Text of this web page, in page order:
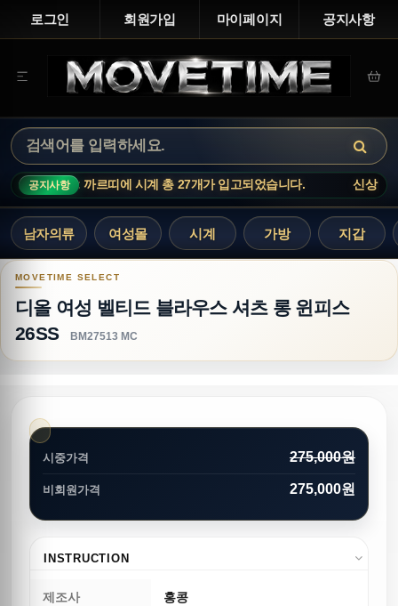
로그인 회원가입 마이페이지 공지사항
공지사항
에 시계 총 27개가 입고되었습니다. 신상 업데이트 : 까르띠에
남자의류 여성몰 시계 가방 지갑
디올 여성 벨티드 블라우스 셔츠 롱 윈피스 26SS
디올 여성 벨티드 블라우스 셔츠 롱 윈피스
26SS
BM27513 MC
시중가격 275,000원
비회원가격 275,000원
INSTRUCTION
제조사 홍콩